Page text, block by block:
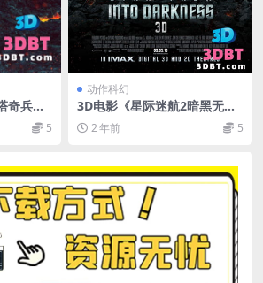
兵》3
下载 V 5
动作科幻
3D电影《星际迷航2暗黑无
界》下载 左右格式 3D版 高清
蓝光 MKV 网盘 下载
2 年前 5